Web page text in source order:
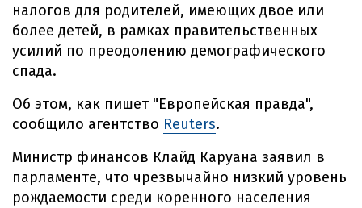
налогов для родителей, имеющих двое или
более детей, в рамках правительственных
усилий по преодолению демографического
спада.
Об этом, как пишет "Европейская правда",
сообщило агентство Reuters.
Министр финансов Клайд Каруана заявил в
парламенте, что чрезвычайно низкий уровень
рождаемости среди коренного населения